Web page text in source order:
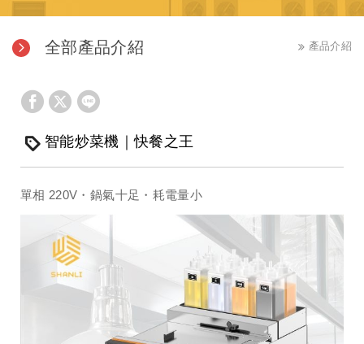
全部產品介紹 產品介紹
智能炒菜機｜快餐之王
單相 220V・鍋氣十足・耗電量小